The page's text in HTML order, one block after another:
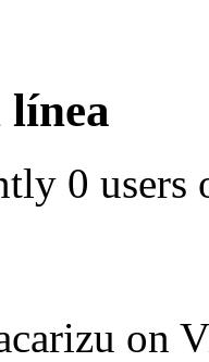
línea
0 users
on